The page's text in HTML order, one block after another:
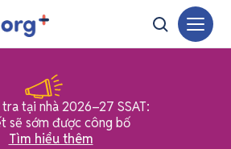
tại nhà 2026–27 SSAT:
sẽ sớm được công bố
Tìm hiểu thêm